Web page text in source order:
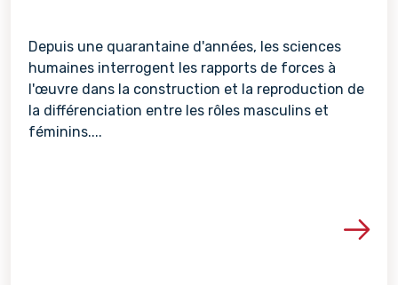
Depuis une quarantaine d'années, les sciences
humaines interrogent les rapports de forces à
l'œuvre dans la construction et la reproduction de
la différenciation entre les rôles masculins et
féminins....
Voir les détails de la